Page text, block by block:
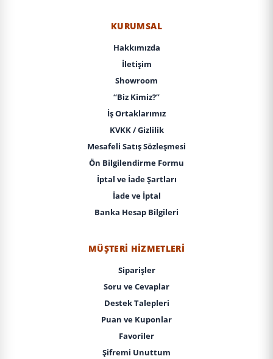
KURUMSAL
Hakkımızda
İletişim
Showroom
“Biz Kimiz?”
İş Ortaklarımız
KVKK / Gizlilik
Mesafeli Satış Sözleşmesi
Ön Bilgilendirme Formu
İptal ve İade Şartları
İade ve İptal
Banka Hesap Bilgileri
MÜŞTERI HIZMETLERI
Siparişler
Soru ve Cevaplar
Destek Talepleri
Puan ve Kuponlar
Favoriler
Şifremi Unuttum